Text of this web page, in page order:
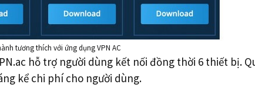
tương thích với ứng dụng VPN AC
hỗ trợ người dùng kết nối đồng thời 6 thiết bị.
kể chi phí cho người dùng.